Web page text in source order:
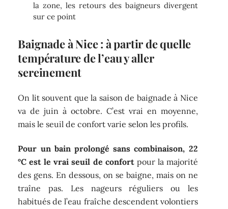
la zone, les retours des baigneurs divergent
sur ce point
Baignade à Nice : à partir de quelle
température de l’eau y aller
sereinement
On lit souvent que la saison de baignade à Nice
va de juin à octobre. C’est vrai en moyenne,
mais le seuil de confort varie selon les profils.
Pour un bain prolongé sans combinaison, 22
°C est le vrai seuil de confortpour la majorité
des gens. En dessous, on se baigne, mais on ne
traîne pas. Les nageurs réguliers ou les
habitués de l’eau fraîche descendent volontiers